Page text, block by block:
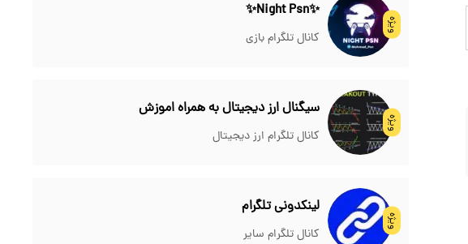
ویژه
✨Night Psn✨
کانال تلگرام بازی
ویژه
سیگنال ارز دیجیتال به همراه اموزش
کانال تلگرام ارز دیجیتال
ویژه
لینکدونی تلگرام
کانال تلگرام سایر